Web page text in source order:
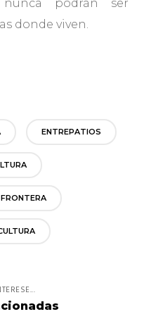
podrán ser
donde viven.
ENTREPATIOS